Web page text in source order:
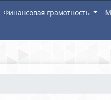
Финансовая грамотность